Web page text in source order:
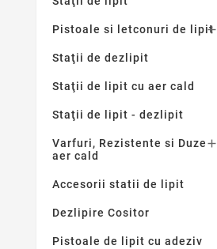
Pistoale si letconuri de lipit

Staţii de dezlipit
Staţii de lipit cu aer cald
Staţii de lipit - dezlipit
Varfuri, Rezistente si Duze
aer cald

Accesorii statii de lipit
Dezlipire Cositor
Pistoale de lipit cu adeziv